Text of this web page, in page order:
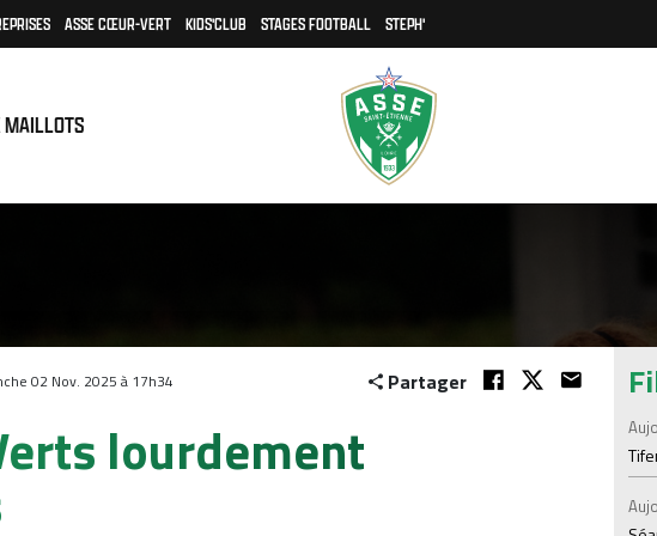
ASSE CŒUR-VERT KIDS'CLUB STAGES FOOTBALL STEPH'
02 Nov. 2025 à 17h34 Partager
lourdement